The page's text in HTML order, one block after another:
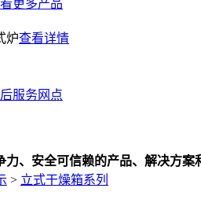
更多产品
炉查看详情
服务网点
力、安全可信赖的产品、解决方案
> 立式干燥箱系列